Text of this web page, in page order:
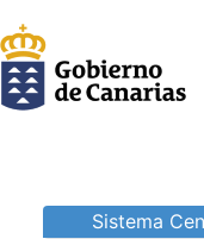
Sistema